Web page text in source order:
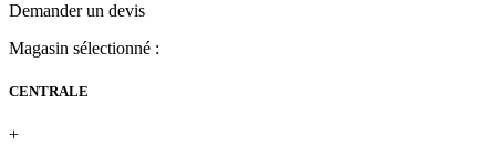
Demander un devis
Magasin sélectionné :
CENTRALE
+